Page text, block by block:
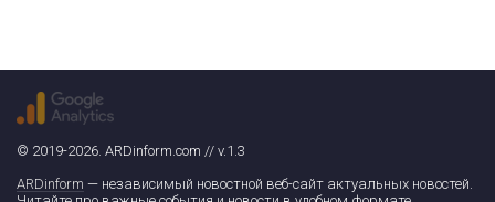
© 2019-2026. ARDinform.com // v.1.3
ARDinform — независимый новостной веб-сайт актуальных новостей.